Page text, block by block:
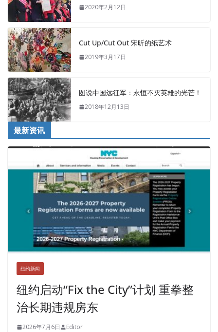
2020年2月12日
Cut Up/Cut Out 宋昕的纸艺术
2019年3月17日
图说中国远征军：永恒不灭英雄的光芒！
2018年12月13日
最新资讯
纽约新闻
纽约启动“Fix the City”计划 重拳整
治长期违规房东
2026年7月6日 Editor